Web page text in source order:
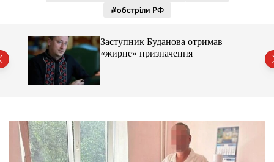
ь
р
е
ж
#обстріли РФ
Заступник Буданова отримав
«жирне» призначення